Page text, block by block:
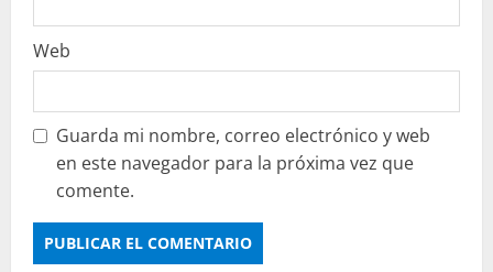
Web
Guarda mi nombre, correo electrónico y web
en este navegador para la próxima vez que
comente.